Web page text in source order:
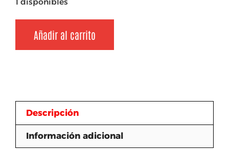
Añadir al carrito
Descripción
Información adicional